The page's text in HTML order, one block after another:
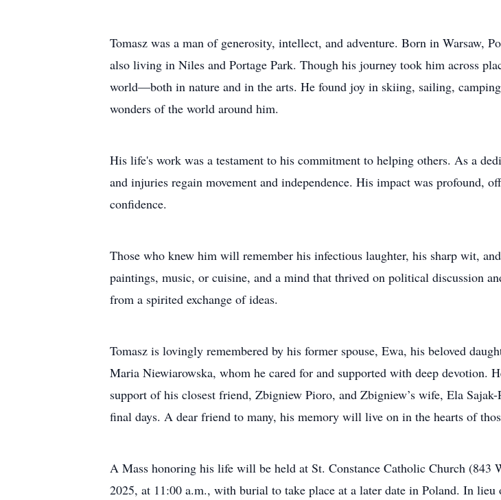
Tomasz was a man of generosity, intellect, and adventure. Born in Warsaw,
also living in Niles and Portage Park. Though his journey took him across
world—both in nature and in the arts. He found joy in skiing, sailing,
wonders of the world around him.
His life's work was a testament to his commitment to helping others. As a
and injuries regain movement and independence. His impact was profound,
confidence.
Those who knew him will remember his infectious laughter, his sharp wit,
paintings, music, or cuisine, and a mind that thrived on political discussion
from a spirited exchange of ideas.
Tomasz is lovingly remembered by his former spouse, Ewa, his beloved
Maria Niewiarowska, whom he cared for and supported with deep devotion.
support of his closest friend, Zbigniew Pioro, and Zbigniew’s wife, Ela
final days. A dear friend to many, his memory will live on in the hearts of
A Mass honoring his life will be held at St. Constance Catholic Church (843
2025, at 11:00 a.m., with burial to take place at a later date in Poland. In